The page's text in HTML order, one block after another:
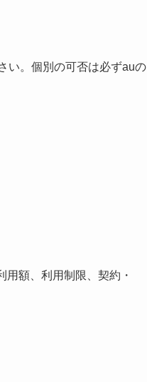
い。個別の可否は必ずauの
額、利用制限、契約・